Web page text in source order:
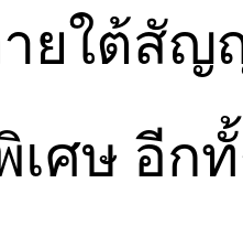
ยใต้สัญ
เศษ อีก